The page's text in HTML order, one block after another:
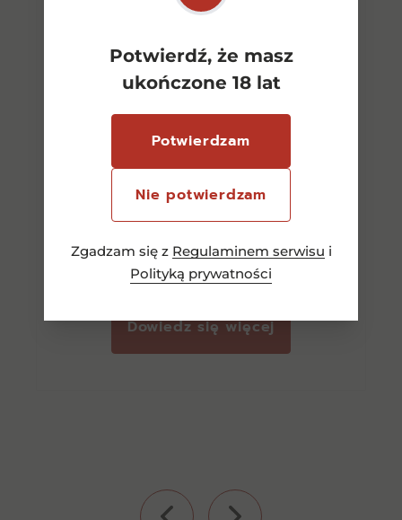
Potwierdź, że masz
ukończone 18 lat
Potwierdzam
Nie potwierdzam
Zgadzam się z Regulaminem serwisu i
Polityką prywatności
Ardbeg Corryvreckan
Whisky 0,7l 57,1%
470,00zł
Dowiedz się więcej